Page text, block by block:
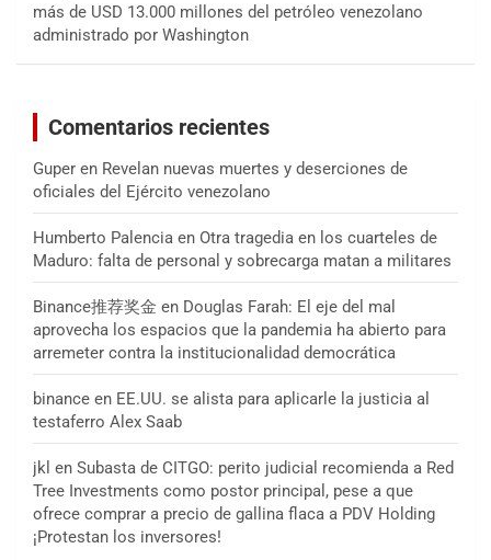
más de USD 13.000 millones del petróleo venezolano
administrado por Washington
Comentarios recientes
Guper en Revelan nuevas muertes y deserciones de
oficiales del Ejército venezolano
Humberto Palencia en Otra tragedia en los cuarteles de
Maduro: falta de personal y sobrecarga matan a militares
Binance推荐奖金 en Douglas Farah: El eje del mal
aprovecha los espacios que la pandemia ha abierto para
arremeter contra la institucionalidad democrática
binance en EE.UU. se alista para aplicarle la justicia al
testaferro Alex Saab
jkl en Subasta de CITGO: perito judicial recomienda a Red
Tree Investments como postor principal, pese a que
ofrece comprar a precio de gallina flaca a PDV Holding
¡Protestan los inversores!